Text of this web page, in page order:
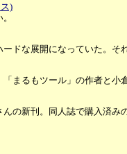
)
ドな展開になっていた。そ
まるもツール」の作者と小
の新刊。同人誌で購入済み